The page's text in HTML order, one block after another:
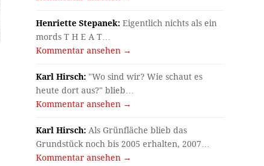
Henriette Stepanek: Eigentlich nichts als ein
mords T H E A T…
Kommentar ansehen →
Karl Hirsch: "Wo sind wir? Wie schaut es
heute dort aus?" blieb…
Kommentar ansehen →
Karl Hirsch: Als Grünfläche blieb das
Grundstück noch bis 2005 erhalten, 2007…
Kommentar ansehen →